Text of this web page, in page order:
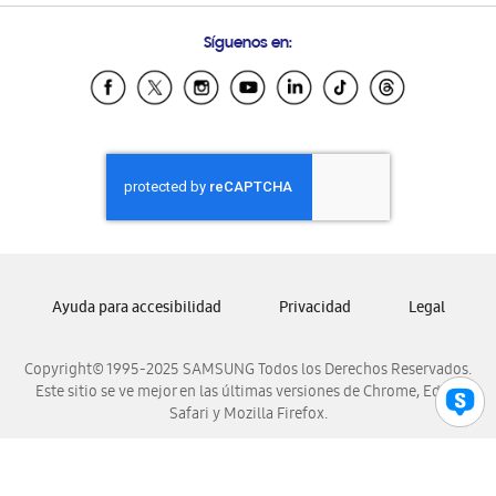
Samsung Ecuador
Samsung El Salvador
Samsung Honduras
Samsung Nicaragua
Samsung Panamá
Samsung Venezuela
Síguenos en:
Copyright© 1995-2025 SAMSUNG Todos los Derechos Reservados.
Este sitio se ve mejor en las últimas versiones de Chrome, Edge,
Safari y Mozilla Firefox.
Ayuda para accesibilidad Privacidad Legal